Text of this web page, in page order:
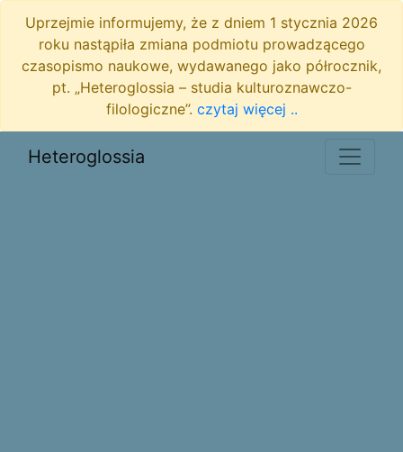
Uprzejmie informujemy, że z dniem 1 stycznia 2026
roku nastąpiła zmiana podmiotu prowadzącego
czasopismo naukowe, wydawanego jako półrocznik,
pt. „Heteroglossia – studia kulturoznawczo-
filologiczne”. czytaj więcej ..
Heteroglossia